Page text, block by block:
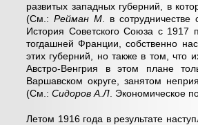
развитых западных губерний, в
(См.: Рейман М. в сотрудничестве
История Советского Союза с
тогдашней Франции, собственно
этих губерний, но также в том, что
Австро-Венгрия в этом плане
Варшавском округе, занятом
(См.: Сидоров А.Л . Экономическое
Летом 1916 года в результате